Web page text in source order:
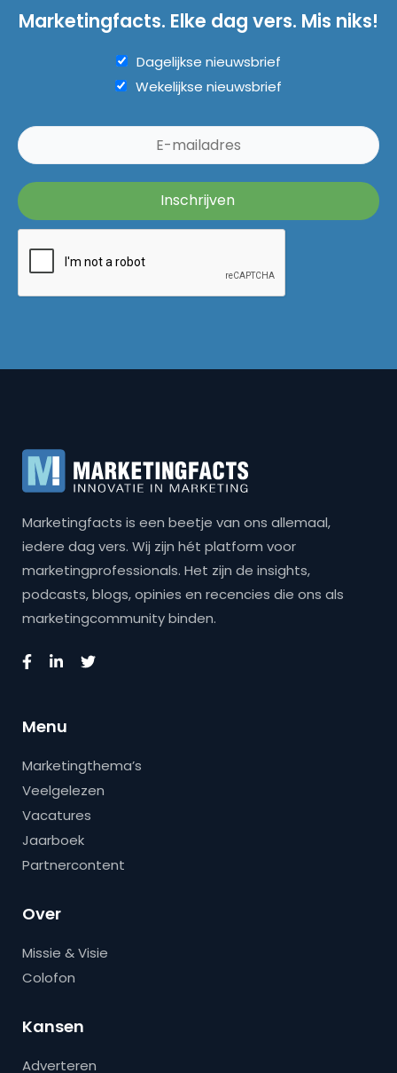
Marketingfacts. Elke dag vers. Mis niks!
Dagelijkse nieuwsbrief
Wekelijkse nieuwsbrief
Marketingfacts is een beetje van ons allemaal,
iedere dag vers. Wij zijn hét platform voor
marketingprofessionals. Het zijn de insights,
podcasts, blogs, opinies en recencies die ons als
marketingcommunity binden.
Menu
Marketingthema’s
Veelgelezen
Vacatures
Jaarboek
Partnercontent
Over
Missie & Visie
Colofon
Kansen
Adverteren